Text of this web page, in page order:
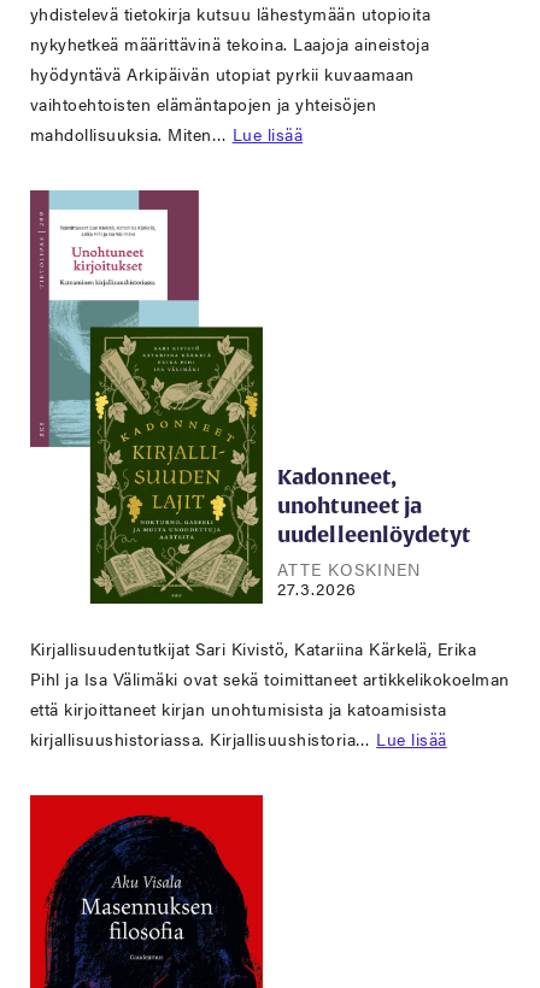
yhdistelevä tietokirja kutsuu lähestymään utopioita
nykyhetkeä määrittävinä tekoina. Laajoja aineistoja
hyödyntävä Arkipäivän utopiat pyrkii kuvaamaan
vaihtoehtoisten elämäntapojen ja yhteisöjen
mahdollisuuksia. Miten… Lue lisää
Kadonneet,
unohtuneet ja
uudelleenlöydetyt
ATTE KOSKINEN
27.3.2026
Kirjallisuudentutkijat Sari Kivistö, Katariina Kärkelä, Erika
Pihl ja Isa Välimäki ovat sekä toimittaneet artikkelikokoelman
että kirjoittaneet kirjan unohtumisista ja katoamisista
kirjallisuushistoriassa. Kirjallisuushistoria… Lue lisää